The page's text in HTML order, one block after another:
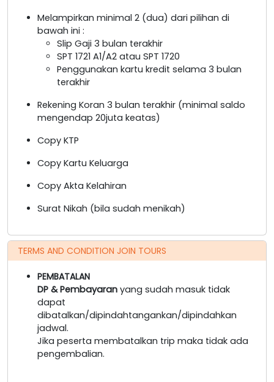
Melampirkan minimal 2 (dua) dari pilihan di
bawah ini :
Slip Gaji 3 bulan terakhir
SPT 1721 A1/A2 atau SPT 1720
Penggunakan kartu kredit selama 3 bulan
terakhir
Rekening Koran 3 bulan terakhir (minimal saldo
mengendap 20juta keatas)
Copy KTP
Copy Kartu Keluarga
Copy Akta Kelahiran
Surat Nikah (bila sudah menikah)
TERMS AND CONDITION JOIN TOURS
PEMBATALAN
DP & Pembayaran yang sudah masuk tidak
dapat
dibatalkan/dipindahtangankan/dipindahkan
jadwal.
Jika peserta membatalkan trip maka tidak ada
pengembalian.